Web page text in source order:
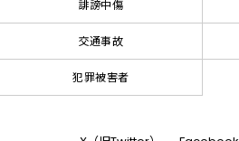
誹謗中傷
交通事故
犯罪被害者